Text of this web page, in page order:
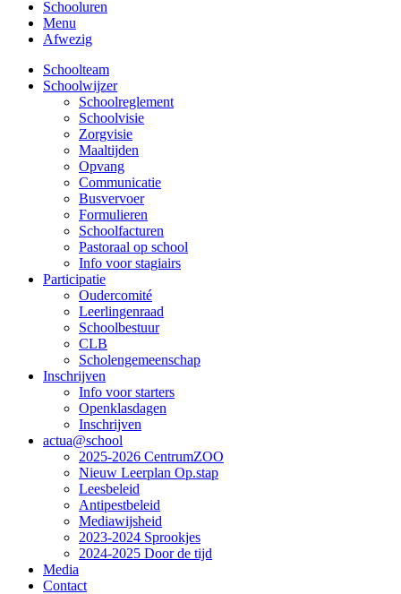
Knoppen
menu
Schooluren
Menu
Afwezig
Main
navigation
canvas)
Schoolteam
Schoolwijzer
Schoolreglement
Schoolvisie
Zorgvisie
Maaltijden
Opvang
Communicatie
Busvervoer
Formulieren
Schoolfacturen
Pastoraal op school
Info voor stagiairs
Participatie
Oudercomité
Leerlingenraad
Schoolbestuur
CLB
Scholengemeenschap
Inschrijven
Info voor starters
Openklasdagen
Inschrijven
actua@school
2025-2026 CentrumZOO
Nieuw Leerplan Op.stap
Leesbeleid
Antipestbeleid
Mediawijsheid
2023-2024 Sprookjes
2024-2025 Door de tijd
Media
Contact